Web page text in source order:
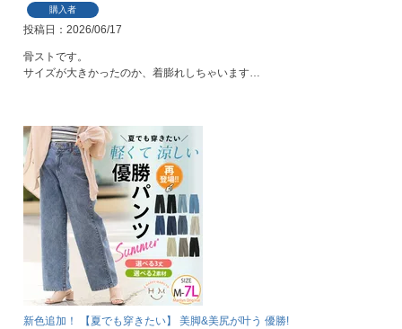
購入者
投稿日 2026/06/17
骨ストです。
新色追加！ 【夏でも穿きたい】 美脚&美尻が叶う 優勝!